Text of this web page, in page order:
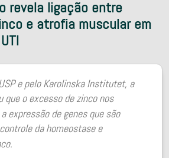
revela ligação entre
e atrofia muscular em
e pelo Karolinska Institutet, a
o excesso de zinco nos
expressão de genes que são
da homeostase e